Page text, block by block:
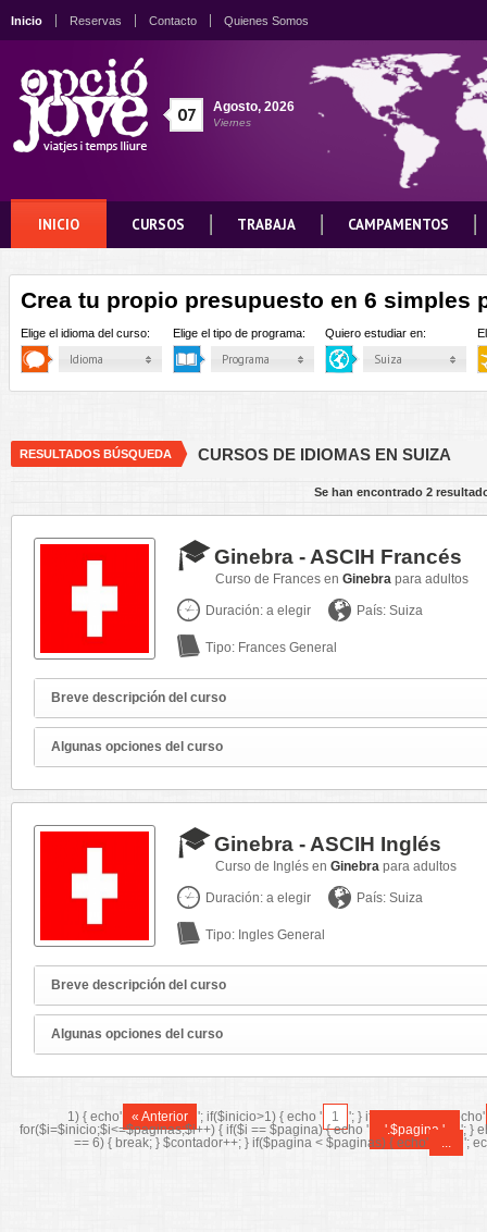
Inicio Reservas Contacto Quienes Somos
07 Agosto, 2026
Viernes
INICIO CURSOS TRABAJA CAMPAMENTOS
Crea tu propio presupuesto en 6 simples
Elige el idioma del curso:
Idioma
Elige el tipo de programa:
Programa
Quiero estudiar en:
Suiza
RESULTADOS BÚSQUEDA CURSOS DE IDIOMAS EN SUIZA
Se han encontrado 2
Ginebra - ASCIH Francés
Curso de Frances en Ginebra para adultos
Duración: a elegir País: Suiza
Tipo: Frances General
Breve descripción del curso
Algunas opciones del curso
Ginebra - ASCIH Inglés
Curso de Inglés en Ginebra para adultos
Duración: a elegir País: Suiza
Tipo: Ingles General
Breve descripción del curso
Algunas opciones del curso
1) { echo' « Anterior '; if($inicio>1) { echo ' 1
'; } if($inicio>=3) { echo'
for($i=$inicio;$i<=$paginas;$i++) { if($i == $pagina) { echo '
'.$pagina.'
'; }
== 6) { break; } $contador++; } if($pagina < $paginas) { echo'
... ';